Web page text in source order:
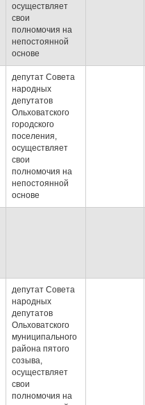
осуществляет
свои
полномочия на
непостоянной
основе
депутат Совета
народных
депутатов
Ольховатского
городского
поселения,
осуществляет
свои
полномочия на
непостоянной
основе
депутат Совета
народных
депутатов
Ольховатского
муниципального
района пятого
созыва,
осуществляет
свои
полномочия на